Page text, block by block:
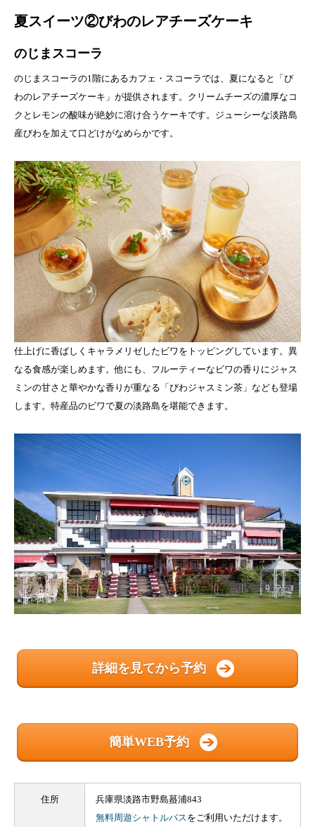
夏スイーツ②びわのレアチーズケーキ
のじまスコーラ
のじまスコーラの1階にあるカフェ・スコーラでは、夏になると「び
わのレアチーズケーキ」が提供されます。クリームチーズの濃厚なコ
クとレモンの酸味が絶妙に溶け合うケーキです。ジューシーな淡路島
産びわを加えて口どけがなめらかです。
仕上げに香ばしくキャラメリゼしたビワをトッピングしています。異
なる食感が楽しめます。他にも、フルーティーなビワの香りにジャス
ミンの甘さと華やかな香りが重なる「びわジャスミン茶」なども登場
します。特産品のビワで夏の淡路島を堪能できます。
詳細を見てから予約
簡単WEB予約
住所
兵庫県淡路市野島蟇浦843
無料周遊シャトルバスをご利用いただけます。